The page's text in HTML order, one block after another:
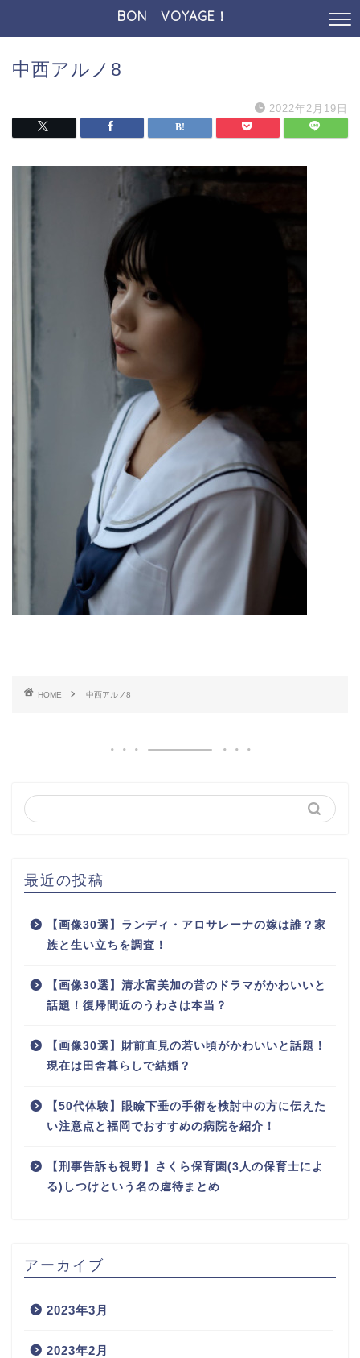
BON VOYAGE！
中西アルノ8
2022年2月19日
HOME 中西アルノ8
最近の投稿
【画像30選】ランディ・アロサレーナの嫁は誰？家
族と生い立ちを調査！
【画像30選】清水富美加の昔のドラマがかわいいと
話題！復帰間近のうわさは本当？
【画像30選】財前直見の若い頃がかわいいと話題！
現在は田舎暮らしで結婚？
【50代体験】眼瞼下垂の手術を検討中の方に伝えた
い注意点と福岡でおすすめの病院を紹介！
【刑事告訴も視野】さくら保育園(3人の保育士によ
る)しつけという名の虐待まとめ
アーカイブ
2023年3月
2023年2月